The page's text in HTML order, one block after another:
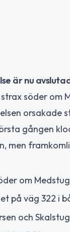
är nu
söder om
gången
men
om
på väg 322 i
och